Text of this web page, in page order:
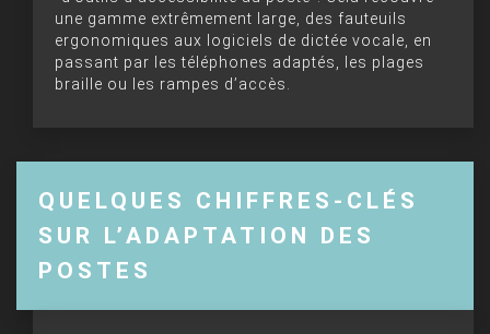
une gamme extrêmement large, des fauteuils
ergonomiques aux logiciels de dictée vocale, en
passant par les téléphones adaptés, les plages
braille ou les rampes d’accès.
QUELQUES CHIFFRES-CLÉS
SUR L’ADAPTATION DES
POSTES